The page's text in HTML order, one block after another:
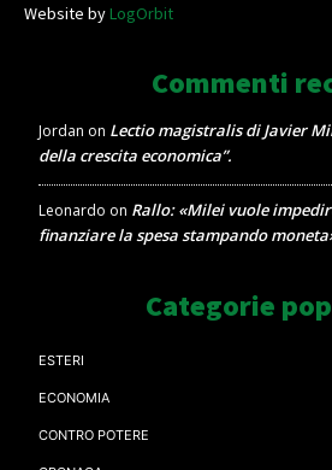
Website byLogOrbit
Commenti
Jordan on Lectio magistralis di Javier
della crescita economica”.
Leonardo on Rallo: «Milei vuole
finanziare la spesa stampando
Categorie
ESTERI
ECONOMIA
CONTRO POTERE